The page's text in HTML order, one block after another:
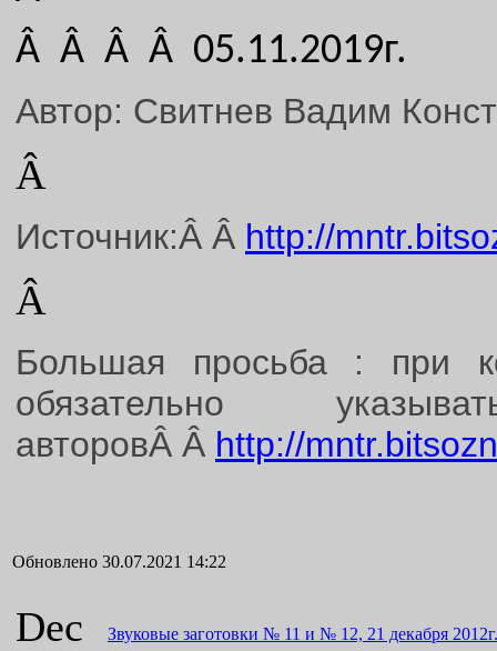
Â Â Â Â 05.11.2019г.
Автор: Свитнев Вадим
Â
Источник:Â Â http://
Â
Большая просьба : при
обязательно
авторовÂ Â http://
Обновлено 30.07.2021 14:22
Dec
Звуковые заготовки № 11 и № 12, 21 декабря 2012г.